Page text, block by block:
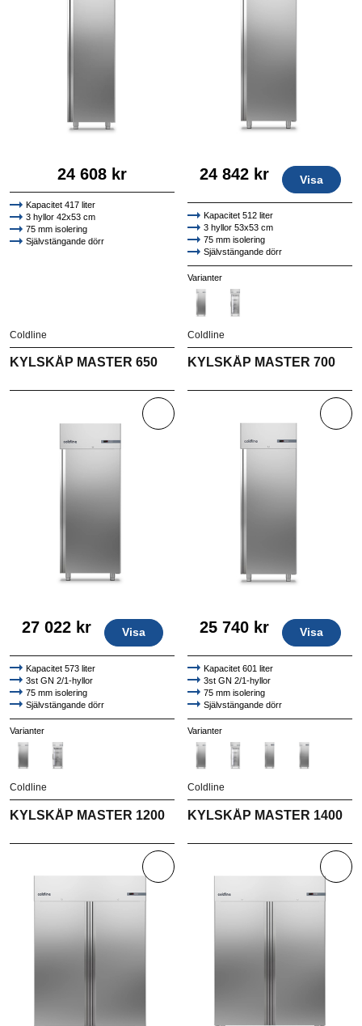
24 608 kr
Kapacitet 417 liter
3 hyllor 42x53 cm
75 mm isolering
Självstängande dörr
24 842 kr Visa
Kapacitet 512 liter
3 hyllor 53x53 cm
75 mm isolering
Självstängande dörr
Högkvalitativt AISI 304 rostfritt stål
Varianter
Coldline
KYLSKÅP MASTER 650
27 022 kr Visa
Kapacitet 573 liter
3st GN 2/1-hyllor
75 mm isolering
Självstängande dörr
Högkvalitativt AISI 304 rostfritt stål
Varianter
Coldline
KYLSKÅP MASTER 700
25 740 kr Visa
Kapacitet 601 liter
3st GN 2/1-hyllor
75 mm isolering
Självstängande dörr
Högkvalitativt AISI 304 rostfritt stål
Varianter
Coldline
KYLSKÅP MASTER 1200
Coldline
KYLSKÅP MASTER 1400